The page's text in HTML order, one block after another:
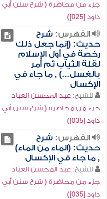
جزء من محاضرة ( شرح سنن أبي
داود [025])
الفهرس: شرح
حديث: (إنما جعل ذلك
رخصة في أول الإسلام
لقلة الثياب ثم أمر
بالغسل...) , ما جاء في
الإكسال
للشيخ: عبد المحسن العباد
جزء من محاضرة ( شرح سنن أبي
داود [035])
الفهرس: شرح
حديث: (الماء من الماء)
, ما جاء في الإكسال
للشيخ: عبد المحسن العباد
جزء من محاضرة ( شرح سنن أبي
داود [035])